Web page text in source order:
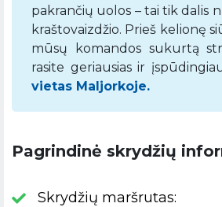
pakrančių uolos – tai tik dalis
kraštovaizdžio. Prieš kelionę
mūsų komandos sukurtą
rasite geriausias ir
vietas Maljorkoje.
Pagrindinė skrydžių
Skrydžių maršrutas: